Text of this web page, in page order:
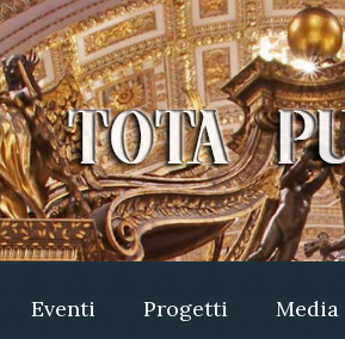
Eventi Progetti Media